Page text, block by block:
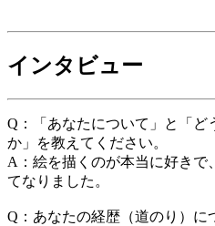
インタビュー
Q：「あなたについて」と「ど
か」を教えてください。
A：絵を描くのが本当に好きで
てなりました。
Q：あなたの経歴（道のり）に